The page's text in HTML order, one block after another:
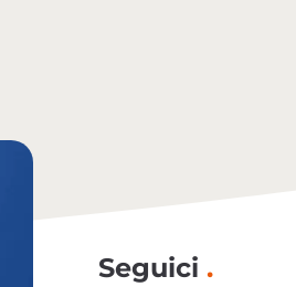
Seguici .